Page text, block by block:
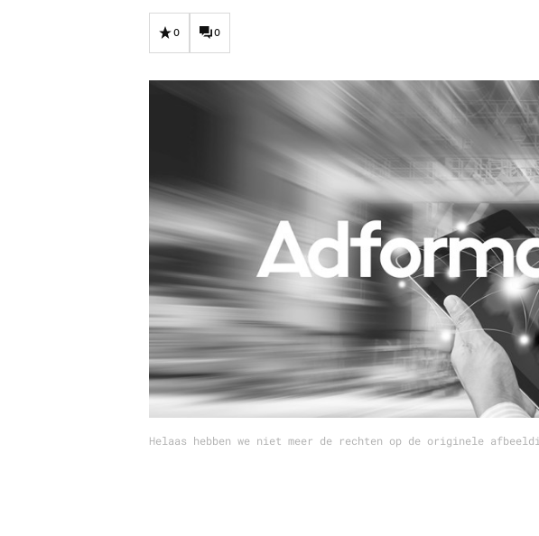
Martech
0 0
Helaas hebben we niet meer de rechten op de originele